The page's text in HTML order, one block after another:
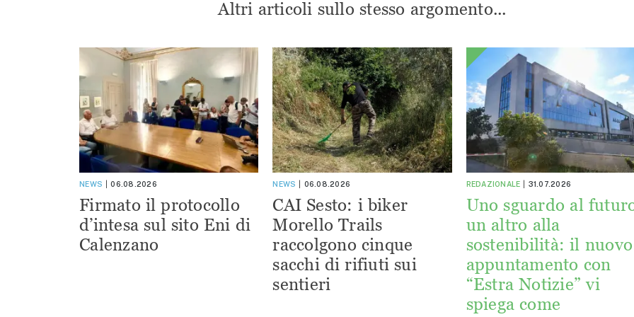
Altri articoli sullo stesso argomento...
NEWS 06.08.2026
Firmato il protocollo
d’intesa sul sito Eni di
Calenzano
NEWS 06.08.2026
CAI Sesto: i biker
Morello Trails
raccolgono cinque
sacchi di rifiuti sui
sentieri
REDAZIONALE 31.07.2026
Uno sguardo al
un altro alla
sostenibilità: il nuovo
appuntamento con
“Estra Notizie” vi
spiega come